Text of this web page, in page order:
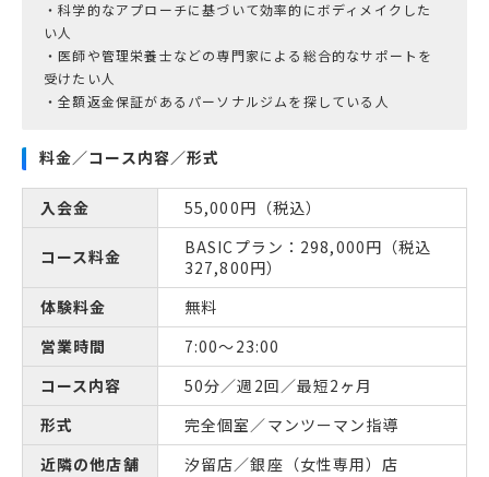
・科学的なアプローチに基づいて効率的にボディメイクした
い人
・医師や管理栄養士などの専門家による総合的なサポートを
受けたい人
・全額返金保証があるパーソナルジムを探している人
料金／コース内容／形式
入会金 55,000円（税込）
コース料金
BASICプラン：298,000円（税込
327,800円）
体験料金
無料
営業時間
7:00～23:00
コース内容
50分／週2回／最短2ヶ月
形式
完全個室／マンツーマン指導
近隣の他店舗
汐留店／銀座（女性専用）店